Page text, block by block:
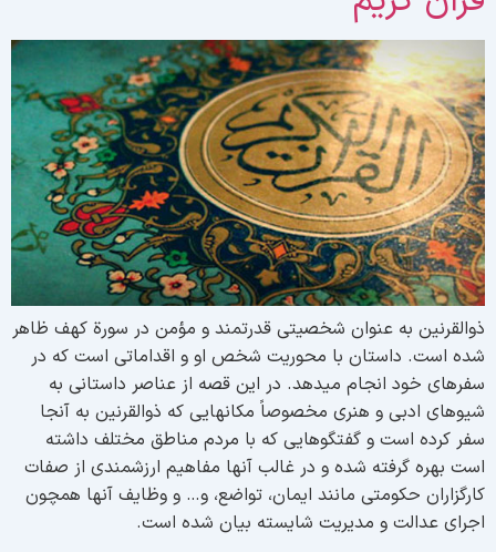
به عنوان شخصیتی قدرتمند و مؤمن در سورة کهف ظاهر
است. داستان با محوریت شخص او و اقداماتی است که در
خود انجام می­دهد. در این قصه از عناصر داستانی به
ادبی و هنری مخصوصاً مکان­هایی که ذوالقرنین به آنجا
کرده است و گفتگوهایی که با مردم مناطق مختلف داشته
بهره گرفته شده و در غالب آن­ها مفاهیم ارزشمندی از صفات
حکومتی مانند ایمان، تواضع، و… و وظایف آن­ها همچون
عدالت و مدیریت شایسته بیان شده است.